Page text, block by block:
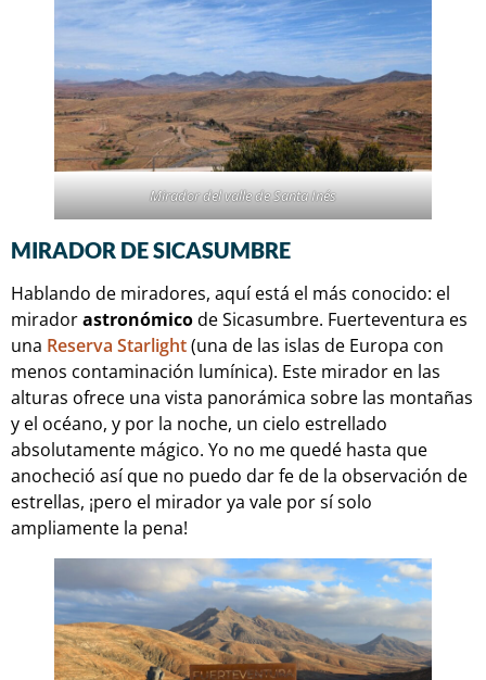
Mirador del valle de Santa Inés
MIRADOR DE SICASUMBRE
Hablando de miradores, aquí está el más conocido: el
miradorastronómicode Sicasumbre. Fuerteventura es
una Reserva Starlight(una de las islas de Europa con
menos contaminación lumínica). Este mirador en las
alturas ofrece una vista panorámica sobre las montañas
y el océano, y por la noche, un cielo estrellado
absolutamente mágico. Yo no me quedé hasta que
anocheció así que no puedo dar fe de la observación de
estrellas, ¡pero el mirador ya vale por sí solo
ampliamente la pena!